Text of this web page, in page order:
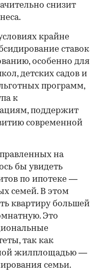
снизит
крайне
ставок
особенно для
детских садов и
программ,
к
поддержит
современной
на
бы увидеть
по ипотеке —
семей. В этом
квартиру большей
Это
так как
жилплощадью —
семьи.